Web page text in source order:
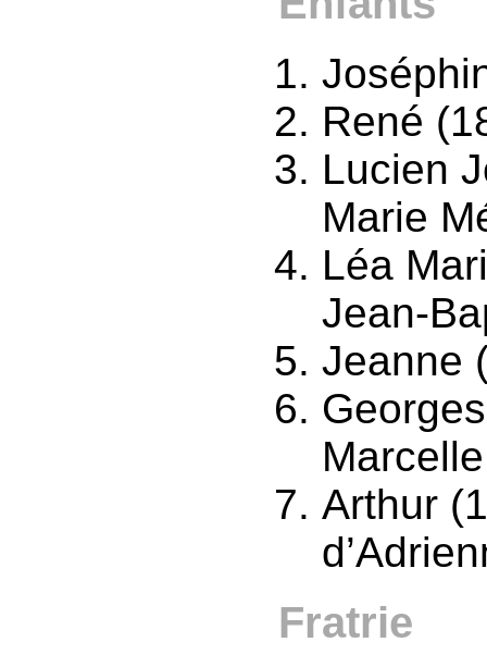
René
Lucien
Marie
Léa
Jean-
Jeanne
Arthur
Fratrie